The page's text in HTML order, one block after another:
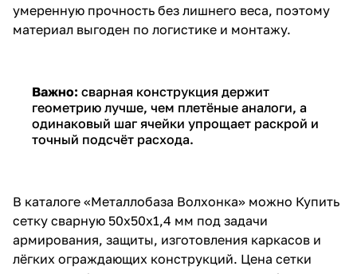
умеренную прочность без лишнего веса, поэтому
материал выгоден по логистике и монтажу.
Важно: сварная конструкция держит
геометрию лучше, чем плетёные аналоги, а
одинаковый шаг ячейки упрощает раскрой и
точный подсчёт расхода.
В каталоге «Металлобаза Волхонка» можно Купить
сетку сварную 50х50х1,4 мм под задачи
армирования, защиты, изготовления каркасов и
лёгких ограждающих конструкций. Цена сетки